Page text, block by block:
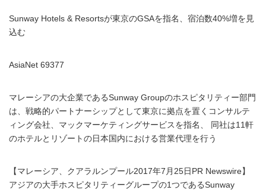
Sunway Hotels & Resortsが東京のGSAを指名、宿泊数40%増を見
込む
AsiaNet 69377
マレーシアの大企業であるSunway Groupのホスピタリティー部門
は、戦略的パートナーシップとして東京に拠点を置くコンサルテ
ィング会社、マックマーケティングサービスを指名、 同社は11軒
のホテルとリゾートの日本国内における営業代理を行う
【マレーシア、クアラルンプール2017年7月25日PR Newswire】
アジアの大手ホスピタリティーグループの1つであるSunway